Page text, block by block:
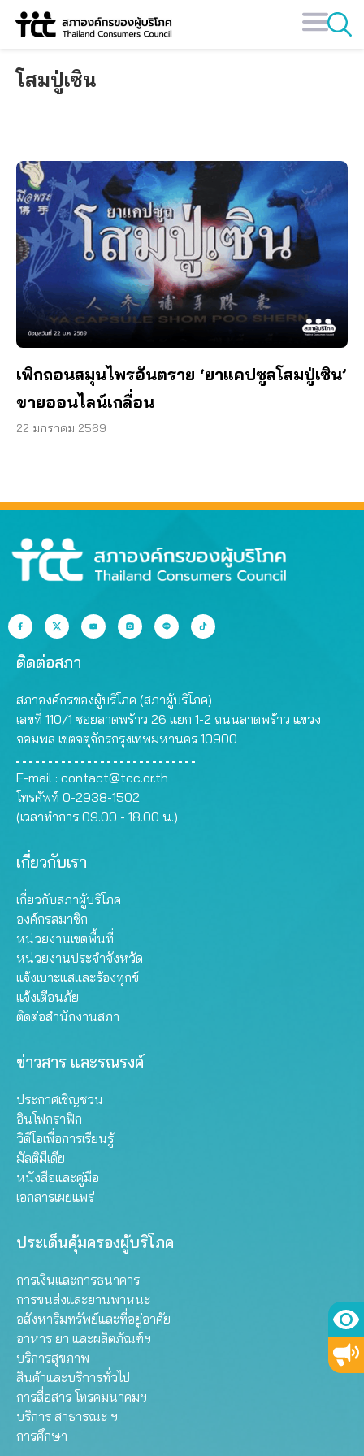
Skip
โสมปู่เซิน
เพิกถอนสมุนไพรอันตราย ‘ยาแคปซูลโสมปู่เซิน’
ขายออนไลน์เกลื่อน
22 มกราคม 2569
ติดต่อสภา
สภาองค์กรของผู้บริโภค (สภาผู้บริโภค)
เลขที่ 110/1 ซอยลาดพร้าว 26 แยก 1-2 ถนนลาดพร้าว แขวง
จอมพล เขตจตุจักรกรุงเทพมหานคร 10900
E-mail : contact@tcc.or.th
โทรศัพท์ 0-2938-1502
(เวลาทำการ 09.00 - 18.00 น.)
เกี่ยวกับเรา
เกี่ยวกับสภาผู้บริโภค
องค์กรสมาชิก
หน่วยงานเขตพื้นที่
หน่วยงานประจำจังหวัด
แจ้งเบาะแสและร้องทุกข์
แจ้งเตือนภัย
ติดต่อสำนักงานสภา
ข่าวสาร และรณรงค์
ประกาศเชิญชวน
อินโฟกราฟิก
วิดีโอเพื่อการเรียนรู้
มัลติมีเดีย
หนังสือและคู่มือ
เอกสารเผยแพร่
ประเด็นคุ้มครองผู้บริโภค
การเงินและการธนาคาร
การขนส่งและยานพาหนะ
อสังหาริมทรัพย์และที่อยู่อาศัย
อาหาร ยา และผลิตภัณฑ์ฯ
บริการสุขภาพ
สินค้าและบริการทั่วไป
การสื่อสาร โทรคมนาคมฯ
บริการ สาธารณะ ฯ
การศึกษา